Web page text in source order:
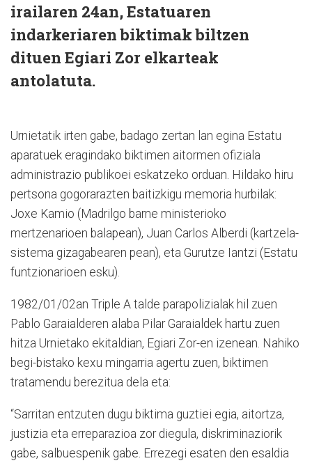
irailaren 24an, Estatuaren
indarkeriaren biktimak biltzen
dituen Egiari Zor elkarteak
antolatuta.
Urnietatik irten gabe, badago zertan lan egina Estatu
aparatuek eragindako biktimen aitormen ofiziala
administrazio publikoei eskatzeko orduan. Hildako hiru
pertsona gogorarazten baitizkigu memoria hurbilak:
Joxe Kamio (Madrilgo barne ministerioko
mertzenarioen balapean), Juan Carlos Alberdi (kartzela-
sistema gizagabearen pean), eta Gurutze Iantzi (Estatu
funtzionarioen esku).
1982/01/02an Triple A talde parapolizialak hil zuen
Pablo Garaialderen alaba Pilar Garaialdek hartu zuen
hitza Urnietako ekitaldian, Egiari Zor-en izenean. Nahiko
begi-bistako kexu mingarria agertu zuen, biktimen
tratamendu berezitua dela eta:
“Sarritan entzuten dugu biktima guztiei egia, aitortza,
justizia eta erreparazioa zor diegula, diskriminaziorik
gabe, salbuespenik gabe. Errezegi esaten den esaldia